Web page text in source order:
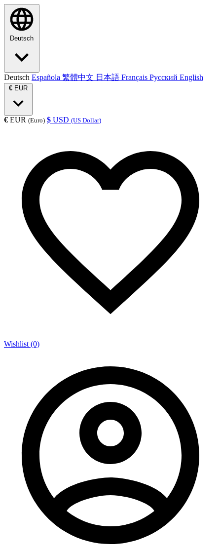
Deutsch
Deutsch Española 繁體中文 日本語 Français Русский English
€ EUR
€ EUR (Euro) $ USD (US Dollar)
Wishlist (0)